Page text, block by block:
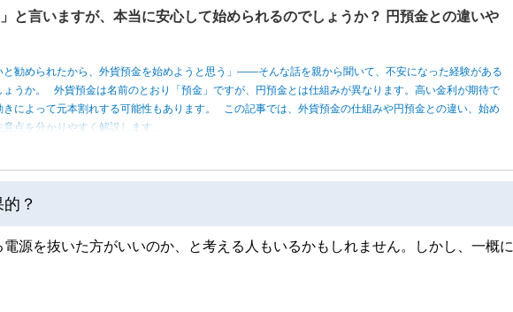
」と言いますが、本当に安心して始められるのでしょうか？ 円預金との違いや
と勧められたから、外貨預金を始めようと思う」――そんな話を親から聞いて、不安になった経験がある
ょうか。 外貨預金は名前のとおり「預金」ですが、円預金とは仕組みが異なります。高い金利が期待で
きによって元本割れする可能性もあります。 この記事では、外貨預金の仕組みや円預金との違い、始め
点を分かりやすく解説します。
？
源を抜いた方がいいのか、と考える人もいるかもしれません。しかし、一概に